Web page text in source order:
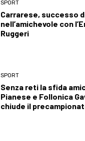
SPORT
Carrarese, successo
nell’amichevole con
Ruggeri
SPORT
Senza reti la sfida
Pianese e Follonica
chiude il